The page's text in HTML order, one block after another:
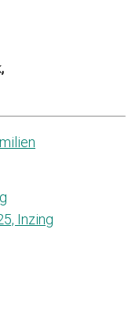
,
Inzing